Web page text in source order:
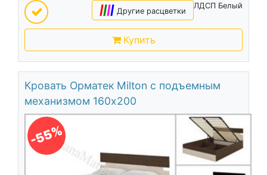
ЛДСП Белый
|||| Другие расцветки
Купить
Кровать Орматек Milton с подъемным
механизмом 160х200
-55%